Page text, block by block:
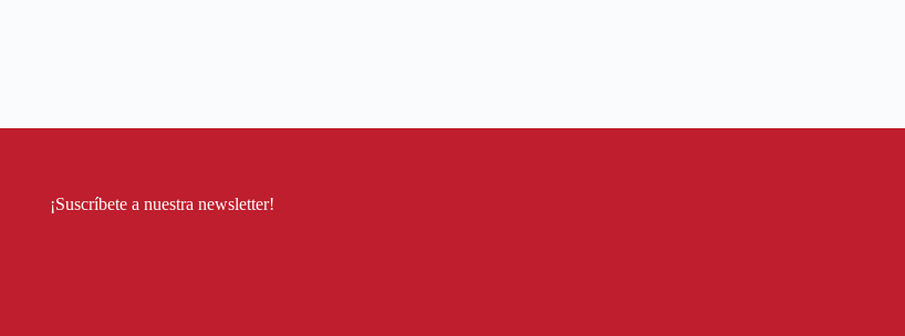
¡Suscríbete a nuestra newsletter!